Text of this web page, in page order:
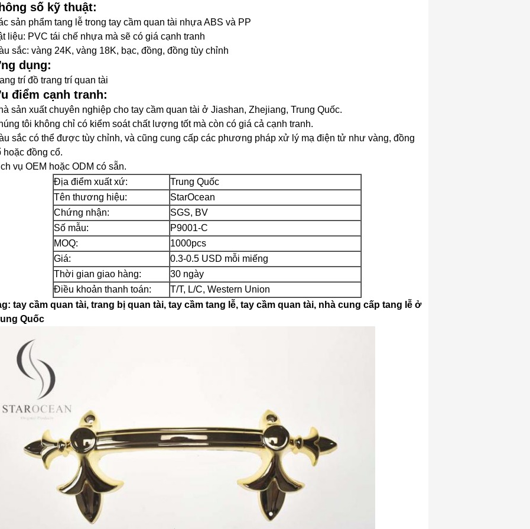
số kỹ thuật:
sản phẩm tang lễ trong tay cầm quan tài nhựa ABS và PP
liệu: PVC tái chế nhựa mà sẽ có giá cạnh tranh
sắc: vàng 24K, vàng 18K, bạc, đồng, đồng tùy chỉnh
dụng:
trí đồ trang trí quan tài
điểm cạnh tranh:
sản xuất chuyên nghiệp cho tay cầm quan tài ở Jiashan, Zhejiang, Trung Quốc.
tôi không chỉ có kiểm soát chất lượng tốt mà còn có giá cả cạnh tranh.
sắc có thể được tùy chỉnh, và cũng cung cấp các phương pháp xử lý mạ điện tử như vàng, đồng
hoặc đồng cổ.
vụ OEM hoặc ODM có sẵn.
Địa điểm xuất xứ:
Trung Quốc
Tên thương hiệu:
StarOcean
Chứng nhận:
SGS, BV
Số mẫu:
P9001-C
MOQ:
1000pcs
Giá:
0.3-0.5 USD mỗi miếng
Thời gian giao hàng:
30 ngày
Điều khoản thanh toán:
T/T, L/C, Western Union
tay cầm quan tài, trang bị quan tài, tay cầm tang lễ, tay cầm quan tài, nhà cung cấp tang lễ ở
Quốc